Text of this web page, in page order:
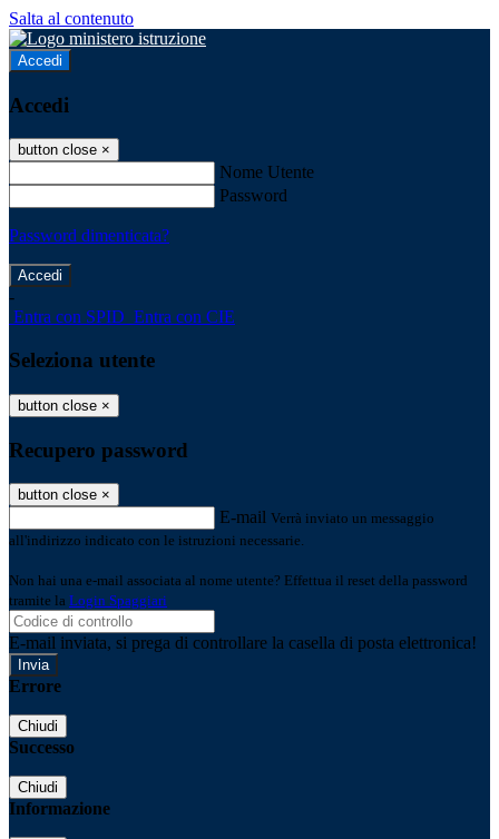
Salta al contenuto
Accedi
Accedi
button close ×
Nome Utente
Password
Password dimenticata?
-
Entra con SPID Entra con CIE
Seleziona utente
button close ×
Recupero password
button close ×
E-mail Verrà inviato un messaggio
all'indirizzo indicato con le istruzioni necessarie.
Non hai una e-mail associata al nome utente? Effettua il reset della password
tramite la Login Spaggiari
E-mail inviata, si prega di controllare la casella di posta elettronica!
Errore
Chiudi
Successo
Chiudi
Informazione